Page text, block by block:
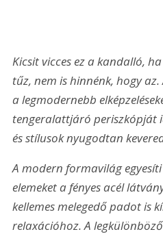
Kicsit vicces ez a kandalló,
tűz, nem is hinnénk, hogy az.
a legmodernebb
tengeralattjáró periszkópját
és stílusok nyugodtan
A modern formavilág
elemeket a fényes acél
kellemes melegedő padot is
relaxációhoz. A